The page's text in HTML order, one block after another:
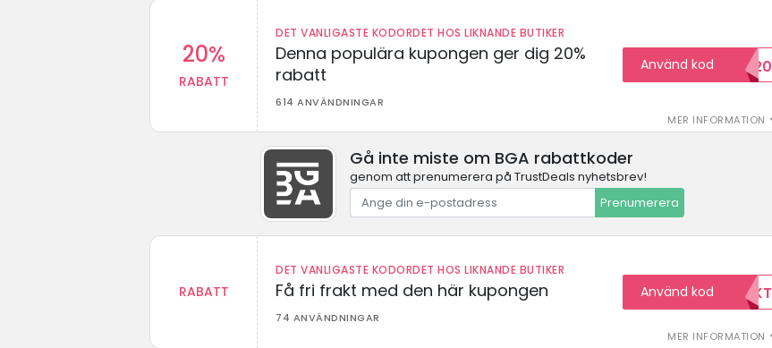
20%
RABATT
DET VANLIGASTE KODORDET HOS LIKNANDE BUTIKER
Denna populära kupongen ger dig 20%
rabatt
614 ANVÄNDNINGAR
MER INFORMATION
Använd kodHELLO20
Gå inte miste om BGA rabattkoder
genom att prenumerera på TrustDeals nyhetsbrev!
Prenumerera
RABATT
DET VANLIGASTE KODORDET HOS LIKNANDE BUTIKER
Få fri frakt med den här kupongen
74 ANVÄNDNINGAR
MER INFORMATION
Använd kodFRIFRAKT